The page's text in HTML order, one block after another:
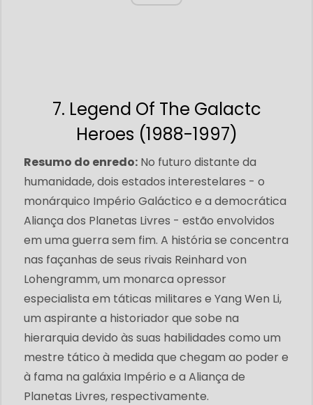
7. Legend Of The Galactc
Heroes (1988-1997)
Resumo do enredo: No futuro distante da
humanidade, dois estados interestelares - o
monárquico Império Galáctico e a democrática
Aliança dos Planetas Livres - estão envolvidos
em uma guerra sem fim. A história se concentra
nas façanhas de seus rivais Reinhard von
Lohengramm, um monarca opressor
especialista em táticas militares e Yang Wen Li,
um aspirante a historiador que sobe na
hierarquia devido às suas habilidades como um
mestre tático à medida que chegam ao poder e
à fama na galáxia Império e a Aliança de
Planetas Livres, respectivamente.